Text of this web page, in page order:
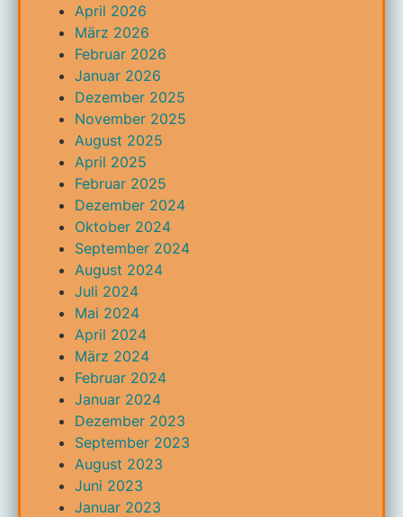
April 2026
März 2026
Februar 2026
Januar 2026
Dezember 2025
November 2025
August 2025
April 2025
Februar 2025
Dezember 2024
Oktober 2024
September 2024
August 2024
Juli 2024
Mai 2024
April 2024
März 2024
Februar 2024
Januar 2024
Dezember 2023
September 2023
August 2023
Juni 2023
Januar 2023